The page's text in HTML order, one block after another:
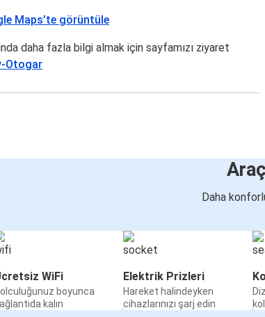
Maps’te görüntüle
daha fazla bilgi almak için sayfamızı ziyaret
Otogar
Daha
WiFi
boyunca
kalın
Elektrik Prizleri
Hareket halindeyken
cihazlarınızı şarj edin